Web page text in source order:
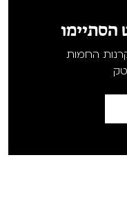
הסתיימו
החמות